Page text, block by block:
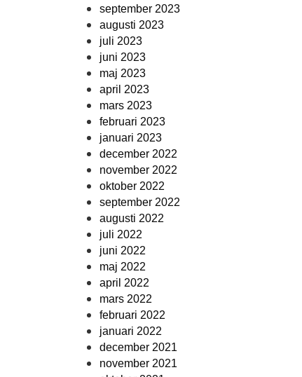
september 2023
augusti 2023
juli 2023
juni 2023
maj 2023
april 2023
mars 2023
februari 2023
januari 2023
december 2022
november 2022
oktober 2022
september 2022
augusti 2022
juli 2022
juni 2022
maj 2022
april 2022
mars 2022
februari 2022
januari 2022
december 2021
november 2021